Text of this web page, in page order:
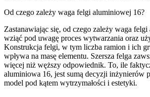
Od czego zależy waga felgi aluminiowej 16?
Zastanawiając się, od czego zależy waga
wziąć pod uwagę proces wytwarzania oraz
Konstrukcja felgi, w tym liczba ramion i ich
wpływa na masę elementu. Szersza felga
więcej niż węższy odpowiednik. To, ile
aluminiowa 16, jest sumą decyzji inżynierów
model pod kątem wytrzymałości i estetyki.